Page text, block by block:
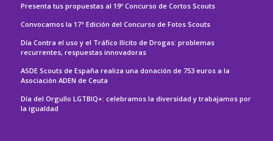
Presenta tus propuestas al 19º Concurso de Cortos Scouts
Convocamos la 17ª Edición del Concurso de Fotos Scouts
Día Contra el uso y el Tráfico Ilícito de Drogas: problemas
recurrentes, respuestas innovadoras
ASDE Scouts de España realiza una donación de 753 euros a la
Asociación ADEN de Ceuta
Día del Orgullo LGTBIQ+: celebramos la diversidad y trabajamos por
la igualdad